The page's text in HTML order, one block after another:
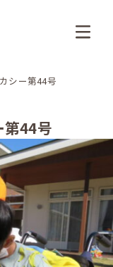
シー第44号
第44号